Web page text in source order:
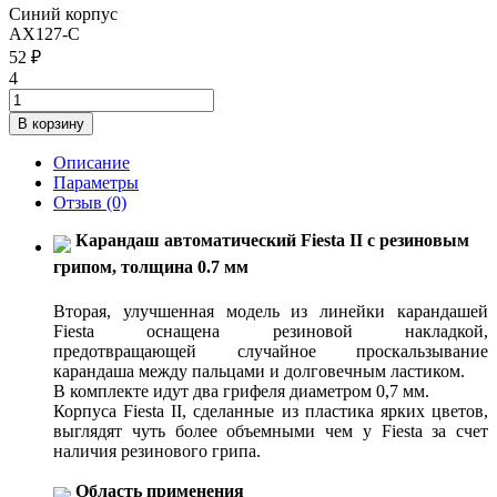
Синий корпус
AX127-C
52 ₽
4
Описание
Параметры
Отзыв (0)
Карандаш автоматический Fiesta II c резиновым
грипом, толщина 0.7 мм
Вторая, улучшенная модель из линейки карандашей
Fiesta оснащена резиновой накладкой,
предотвращающей случайное проскальзывание
карандаша между пальцами и долговечным ластиком.
В комплекте идут два грифеля диаметром 0,7 мм.
Корпуса Fiesta II, сделанные из пластика ярких цветов,
выглядят чуть более объемными чем у Fiesta за счет
наличия резинового грипа.
Область применения